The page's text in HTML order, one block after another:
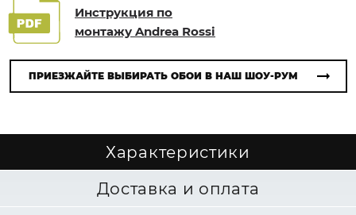
Инструкция по
монтажу Andrea Rossi
ПРИЕЗЖАЙТЕ ВЫБИРАТЬ ОБОИ В НАШ ШОУ-РУМ
Характеристики
Доставка и оплата